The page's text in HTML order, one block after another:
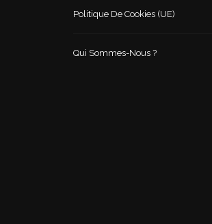
Politique De Cookies (UE)
Qui Sommes-Nous ?